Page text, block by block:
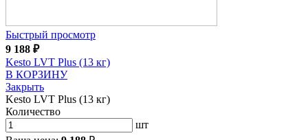
Быстрый просмотр
9 188 ₽
Kesto LVT Plus (13 кг)
В КОРЗИНУ
Закрыть
Kesto LVT Plus (13 кг)
Количество
шт